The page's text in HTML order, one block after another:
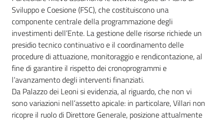
Sviluppo e Coesione (FSC), che costituiscono una
componente centrale della programmazione degli
investimenti dell’Ente. La gestione delle risorse richiede un
presidio tecnico continuativo e il coordinamento delle
procedure di attuazione, monitoraggio e rendicontazione, al
fine di garantire il rispetto dei cronoprogrammi e
l’avanzamento degli interventi finanziati.
Da Palazzo dei Leoni si evidenzia, al riguardo, che non vi
sono variazioni nell’assetto apicale: in particolare, Villari non
ricopre il ruolo di Direttore Generale, posizione attualmente